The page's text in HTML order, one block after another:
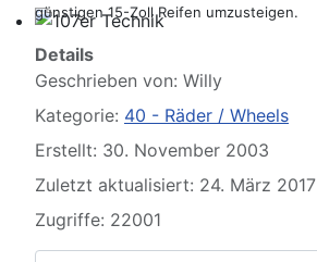
107er Technik
günstigen 15-Zoll Reifen umzusteigen.
Details
Geschrieben von: Willy
Kategorie: 40 - Räder / Wheels
Erstellt: 30. November 2003
Zuletzt aktualisiert: 24. März 2017
Zugriffe: 22001